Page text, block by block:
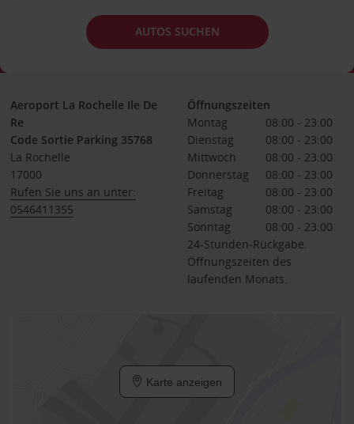
AUTOS SUCHEN
Aeroport La Rochelle Ile De
Re
Code Sortie Parking 35768
La Rochelle
17000
Rufen Sie uns an unter:
0546411355
Öffnungszeiten
Montag
08:00 - 23:00
Dienstag
08:00 - 23:00
Mittwoch
08:00 - 23:00
Donnerstag
08:00 - 23:00
Freitag
08:00 - 23:00
Samstag
08:00 - 23:00
Sonntag
08:00 - 23:00
24-Stunden-Rückgabe.
Öffnungszeiten des
laufenden Monats.
Karte anzeigen